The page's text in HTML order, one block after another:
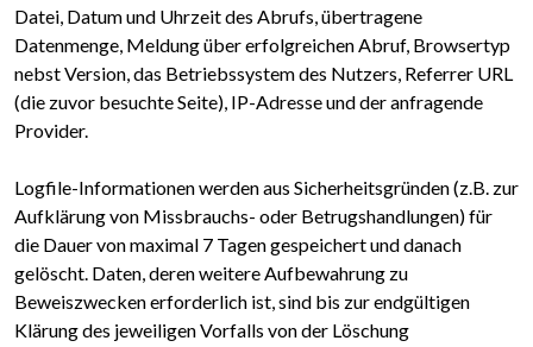
Datei, Datum und Uhrzeit des Abrufs, übertragene
Datenmenge, Meldung über erfolgreichen Abruf, Browsertyp
nebst Version, das Betriebssystem des Nutzers, Referrer URL
(die zuvor besuchte Seite), IP-Adresse und der anfragende
Provider.
Logfile-Informationen werden aus Sicherheitsgründen (z.B. zur
Aufklärung von Missbrauchs- oder Betrugshandlungen) für
die Dauer von maximal 7 Tagen gespeichert und danach
gelöscht. Daten, deren weitere Aufbewahrung zu
Beweiszwecken erforderlich ist, sind bis zur endgültigen
Klärung des jeweiligen Vorfalls von der Löschung